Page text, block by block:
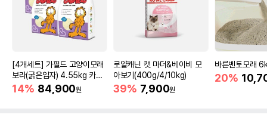
[4개세트] 가필드 고양이모래
보라(굵은입자) 4.55kg 카사
바모래
14% 84,900원
로얄캐닌 캣 마더&베이비 모
아보기(400g/4/10kg)
39% 7,900원
바른벤토모래
20%